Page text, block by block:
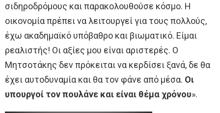
σιδηροδρόμους και παρακολουθούσε κόσμο. Η
οικονομία πρέπει να λειτουργεί για τους πολλούς,
έχω ακαδημαϊκό υπόβαθρο και βιωματικό. Είμαι
ρεαλιστής! Οι αξίες μου είναι αριστερές. Ο
Μητσοτάκης δεν πρόκειται να κερδίσει ξανά, δε θα
έχει αυτοδυναμία και θα τον φάνε από μέσα. Οι
υπουργοί τον πουλάνε και είναι θέμα χρόνου».